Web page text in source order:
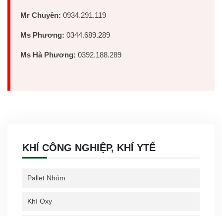
Mr Chuyên: 0934.291.119
Ms Phương: 0344.689.289
Ms Hà Phương: 0392.188.289
KHÍ CÔNG NGHIỆP, KHÍ YTẾ
Pallet Nhóm
Khí Oxy